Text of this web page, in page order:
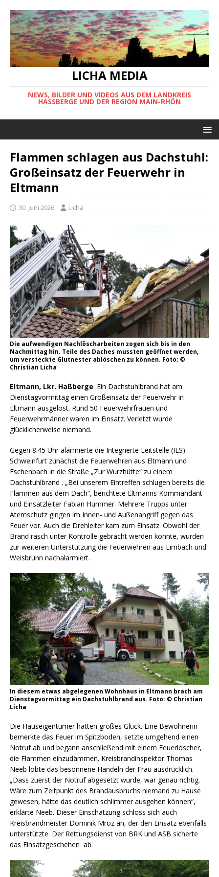
LICHA MEDIA
NEWS, BILDER UND VIDEOS AUS DEM LANDKREIS
HASSBERGE UND DER REGION MAIN-RHÖN
Flammen schlagen aus Dachstuhl:
Großeinsatz der Feuerwehr in
Eltmann
30. Juni 2026 Licha
Die aufwendigen Nachlöscharbeiten zogen sich bis in den
Nachmittag hin. Teile des Daches mussten geöffnet werden,
um versteckte Glutnester ablöschen zu können. Foto: ©
Christian Licha
Eltmann, Lkr. Haßberge. Ein Dachstuhlbrand hat am
Dienstagvormittag einen Großeinsatz der Feuerwehr in
Eltmann ausgelöst. Rund 50 Feuerwehrfrauen und
Feuerwehrmänner waren im Einsatz. Verletzt wurde
glücklicherweise niemand.
Gegen 8.45 Uhr alarmierte die Integrierte Leitstelle (ILS)
Schweinfurt zunächst die Feuerwehren aus Eltmann und
Eschenbach in die Straße „Zur Wurzhütte“ zu einem
Dachstuhlbrand . „Bei unserem Eintreffen schlugen bereits die
Flammen aus dem Dach“, berichtete Eltmanns Kommandant
und Einsatzleiter Fabian Hümmer. Mehrere Trupps unter
Atemschutz gingen im Innen- und Außenangriff gegen das
Feuer vor. Auch die Drehleiter kam zum Einsatz. Obwohl der
Brand rasch unter Kontrolle gebracht werden konnte, wurden
zur weiteren Unterstützung die Feuerwehren aus Limbach und
Weisbrunn nachalarmiert.
In diesem etwas abgelegenen Wohnhaus in Eltmann brach am
Dienstagvormittag ein Dachstuhlbrand aus. Foto: © Christian
Licha
Die Hauseigentümer hatten großes Glück. Eine Bewohnerin
bemerkte das Feuer im Spitzboden, setzte umgehend einen
Notruf ab und begann anschließend mit einem Feuerlöscher,
die Flammen einzudämmen. Kreisbrandinspektor Thomas
Neeb lobte das besonnene Handeln der Frau ausdrücklich.
„Dass zuerst der Notruf abgesetzt wurde, war genau richtig.
Wäre zum Zeitpunkt des Brandausbruchs niemand zu Hause
gewesen, hätte das deutlich schlimmer ausgehen können“,
erklärte Neeb. Dieser Einschätzung schloss sich auch
Kreisbrandmeister Dominik Mroz an, der den Einsatz ebenfalls
unterstützte. Der Rettungsdienst von BRK und ASB sicherte
das Einsatzgeschehen ab.